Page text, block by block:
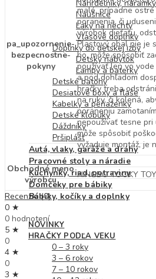
Náhrdelníky,
Náušnice
Laky na nechty
Vlasové doplnky
Doplnky do detskej izby
Detský nábytok
Lampy a baterky
Detské batohy
Desiatové boxy a fľaše
Kabelky a peňaženky
Detské klobúky
Dáždniky
Pršiplášť
Autá, vlaky, garáže a dráhy
Pracovné stoly a náradie
Kuchynky, riad, potraviny
Domčeky pre bábiky
Bábiky, kočíky a doplnky
NOVINKY
HRAČKY PODĽA VEKU
0 – 3 roky
3 – 6 rokov
7 – 10 rokov
pa_upozornenie-
bezpecnostne-
pokyny
malé, prípadne
poranenia, či
výrobok dieťaťu,
Plastový obal nie je
ho, môže spôsobiť
používať len vo
a pod dohľadom
hračky treba
na ruky, či kolená,
poraneniu
nepoužívať tesne pri
môže spôsobiť
vyžaduje montáž, je
Obchodné meno
výrobcu
NINGBO TOOKY
Recenzie (0)
0 ★
0 hodnotení
5 ★
0
4 ★
0
3 ★